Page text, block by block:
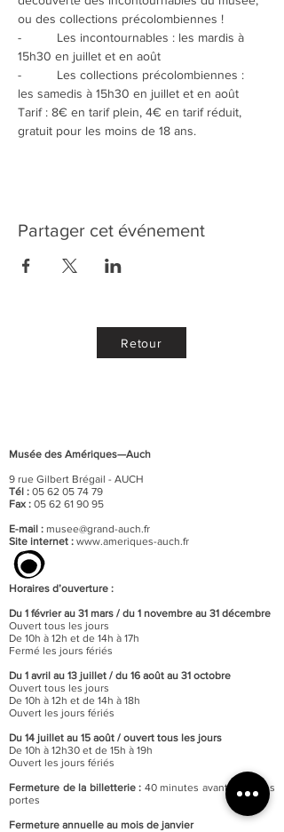
ou des collections précolombiennes !
-          Les incontournables : les mardis à
15h30 en juillet et en août
-          Les collections précolombiennes :
les samedis à 15h30 en juillet et en août
Tarif : 8€ en tarif plein, 4€ en tarif réduit,
gratuit pour les moins de 18 ans.
Partager cet événement
Retour
Musée des Amériques—Auch
9 rue Gilbert Brégail - AUCH
Tél : 05 62 05 74 79
Fax : 05 62 61 90 95
E-mail : musee@grand-auch.fr
Site internet : www.ameriques-auch.fr
Horaires d’ouverture :
Du 1 février au 31 mars / du 1 novembre au 31 décembre
Ouvert tous les jours
De 10h à 12h et de 14h à 17h
Fermé les jours fériés
Du 1 avril au 13 juillet / du 16 août au 31 octobre
Ouvert tous les jours
De 10h à 12h et de 14h à 18h
Ouvert les jours fériés
Du 14 juillet au 15 août / ouvert tous les jours
De 10h à 12h30 et de 15h à 19h
Ouvert les jours fériés
Fermeture de la billetterie : 40 minutes avant celle des
portes
Fermeture annuelle au mois de janvier